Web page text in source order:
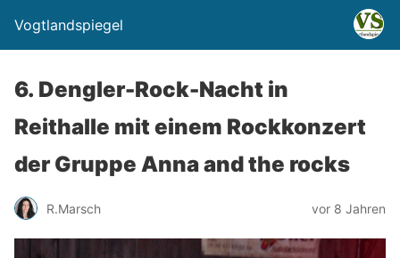
Vogtlandspiegel
6. Dengler-Rock-Nacht in
Reithalle mit einem Rockkonzert
der Gruppe Anna and the rocks
R.Marsch vor 8 Jahren